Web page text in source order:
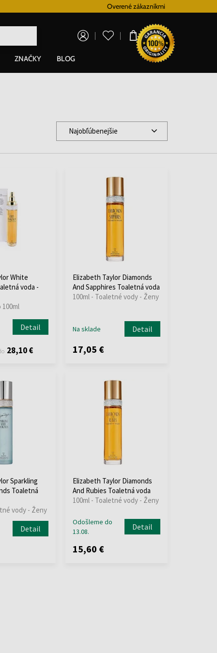
Overené zákazníkmi
0,00 €
ZNAČKY BLOG
Najobľúbenejšie
White
voda -
100ml
Detail
28,10 €
Elizabeth Taylor Diamonds
And Sapphires Toaletná voda
100ml - Toaletné vody - Ženy
Na sklade Detail
17,05 €
Sparkling
Toaletná
vody - Ženy
Detail
Elizabeth Taylor Diamonds
And Rubies Toaletná voda
100ml - Toaletné vody - Ženy
Odošleme do
13.08.
Detail
15,60 €